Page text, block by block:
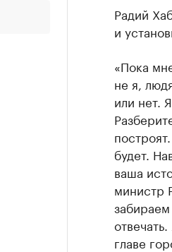
Радий
и
«Пока
не я,
или нет.
будет.
ваша
министр
главе